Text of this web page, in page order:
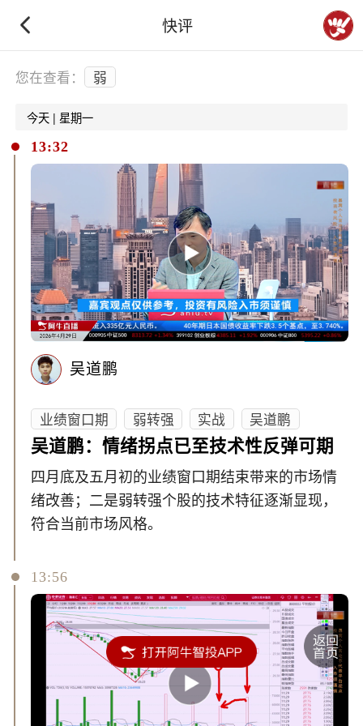
快评
下拉刷新
您在查看： 弱
今天 | 星期一
13:32
吴道鹏
业绩窗口期 弱转强 实战
吴道鹏
吴道鹏：情绪拐点已至技术性反弹可期
四月底及五月初的业绩窗口期结束带来的市场情
绪改善；二是弱转强个股的技术特征逐渐显现，
符合当前市场风格。
13:56